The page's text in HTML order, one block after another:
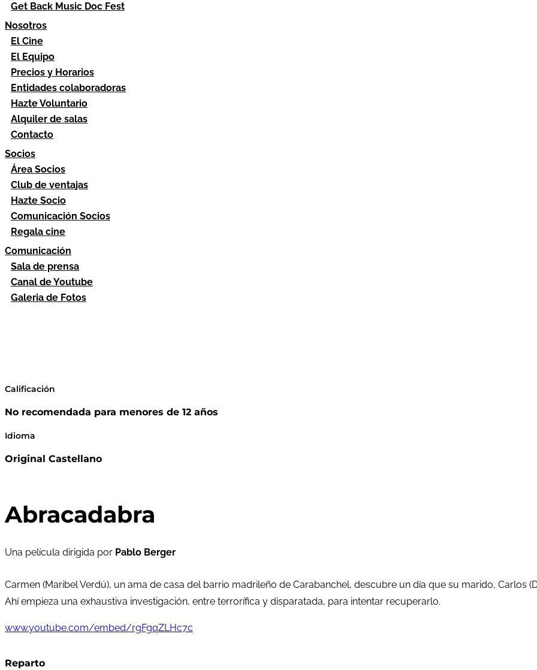
Get Back Music Doc Fest
Nosotros
El Cine
El Equipo
Precios y Horarios
Entidades colaboradoras
Hazte Voluntario
Alquiler de salas
Contacto
Socios
Área Socios
Club de ventajas
Hazte Socio
Comunicación Socios
Regala cine
Comunicación
Sala de prensa
Canal de Youtube
Galeria de Fotos
Calificación
No recomendada para menores de 12 años
Idioma
Original Castellano
Abracadabra
Una película dirigida por Pablo Berger
Carmen (Maribel Verdú), un ama de casa del barrio madrileño de Carabanchel, descubre un día que su marido, Carlos
Ahí empieza una exhaustiva investigación, entre terrorífica y disparatada, para intentar recuperarlo.
www.youtube.com/embed/rgFgqZLHc7c
Reparto